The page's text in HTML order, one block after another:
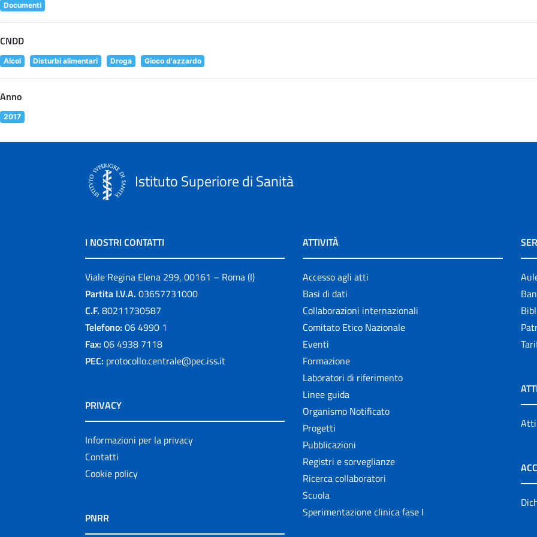
Documenti
CNDD
Alcol Disturbi alimentari Droga Gioco d'azzardo
Anno
2017
Istituto Superiore di Sanità
I NOSTRI CONTATTI
Viale Regina Elena 299, 00161 – Roma (I)
Partita I.V.A. 03657731000
C.F. 80211730587
Telefono: 06 4990 1
Fax: 06 4938 7118
PEC: protocollo.centrale@pec.iss.it
PRIVACY
Informazioni per la privacy
Contatti
Cookie policy
PNRR
ATTIVITÀ
Accesso agli atti
Basi di dati
Collaborazioni internazionali
Comitato Etico Nazionale
Eventi
Formazione
Laboratori di riferimento
Linee guida
Organismo Notificato
Progetti
Pubblicazioni
Registri e sorveglianze
Ricerca collaboratori
Scuola
Sperimentazione clinica fase I
Atti